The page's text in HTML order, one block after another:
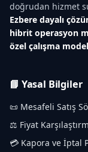
doğrudan hizmet
Ezbere dayalı
hibrit operasyon
özel çalışma
📘 Yasal Bilgiler
📜 Mesafeli Satış
⚖️ Fiyat
💳 Kapora ve İptal